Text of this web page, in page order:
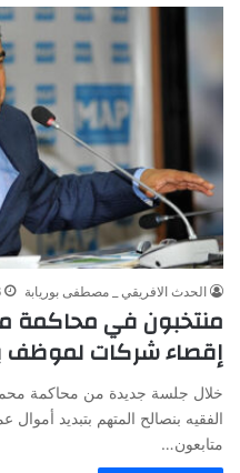
الحدث الافريقي _ مصطفى بوريابة
منتخبون في محاكمة
إقصاء شركات لموظف
خلال جلسة جديدة من محاكمة
الفقيه بنصالح المتهم بتبديد
متابعون…